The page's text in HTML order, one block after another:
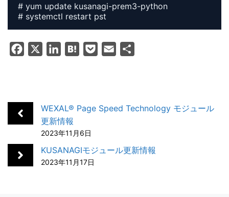
# yum update kusanagi-prem3-python
# systemctl restart pst
e
d
I
n
n
e
l
WEXAL® Page Speed Technology モジュール
更新情報
2023年11月6日
KUSANAGIモジュール更新情報
2023年11月17日